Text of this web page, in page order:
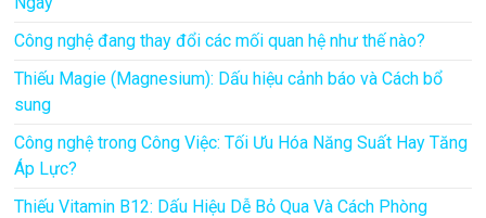
Công nghệ đang thay đổi các mối quan hệ như thế nào?
Thiếu Magie (Magnesium): Dấu hiệu cảnh báo và Cách bổ
sung
Công nghệ trong Công Việc: Tối Ưu Hóa Năng Suất Hay Tăng
Áp Lực?
Thiếu Vitamin B12: Dấu Hiệu Dễ Bỏ Qua Và Cách Phòng